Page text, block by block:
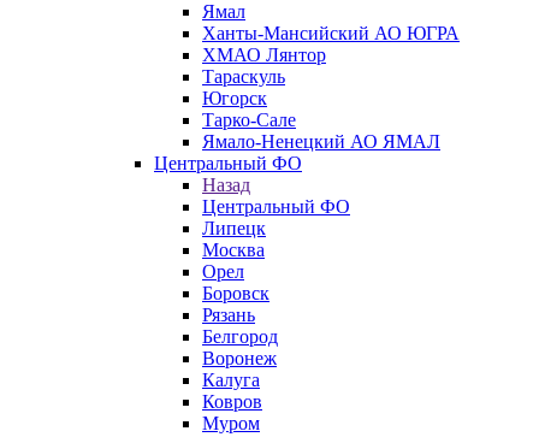
Ямал
Ханты-Мансийский АО ЮГРА
ХМАО Лянтор
Тараскуль
Югорск
Тарко-Сале
Ямало-Ненецкий АО ЯМАЛ
Центральный ФО
Назад
Центральный ФО
Липецк
Москва
Орел
Боровск
Рязань
Белгород
Воронеж
Калуга
Ковров
Муром